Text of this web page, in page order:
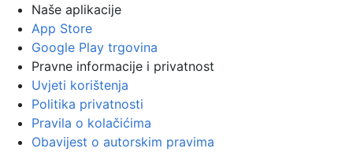
Naše aplikacije
App Store
Google Play trgovina
Pravne informacije i privatnost
Uvjeti korištenja
Politika privatnosti
Pravila o kolačićima
Obavijest o autorskim pravima